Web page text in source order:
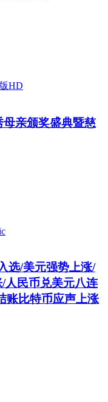
亲颁奖盛典暨慈
选/美元强势上涨/
人民币兑美元八连
账比特币应声上涨